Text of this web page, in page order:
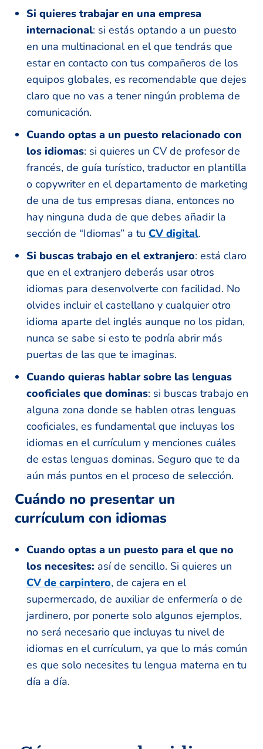
Si quieres trabajar en una empresa
internacional: si estás optando a un puesto
en una multinacional en el que tendrás que
estar en contacto con tus compañeros de los
equipos globales, es recomendable que dejes
claro que no vas a tener ningún problema de
comunicación.
Cuando optas a un puesto relacionado con
los idiomas: si quieres un CV de profesor de
francés, de guía turístico, traductor en plantilla
o copywriter en el departamento de marketing
de una de tus empresas diana, entonces no
hay ninguna duda de que debes añadir la
sección de “Idiomas” a tu CV digital.
Si buscas trabajo en el extranjero: está claro
que en el extranjero deberás usar otros
idiomas para desenvolverte con facilidad. No
olvides incluir el castellano y cualquier otro
idioma aparte del inglés aunque no los pidan,
nunca se sabe si esto te podría abrir más
puertas de las que te imaginas.
Cuando quieras hablar sobre las lenguas
cooficiales que dominas: si buscas trabajo en
alguna zona donde se hablen otras lenguas
cooficiales, es fundamental que incluyas los
idiomas en el currículum y menciones cuáles
de estas lenguas dominas. Seguro que te da
aún más puntos en el proceso de selección.
Cuándo no presentar un
currículum con idiomas
Cuando optas a un puesto para el que no
los necesites: así de sencillo. Si quieres un
CV de carpintero, de cajera en el
supermercado, de auxiliar de enfermería o de
jardinero, por ponerte solo algunos ejemplos,
no será necesario que incluyas tu nivel de
idiomas en el currículum, ya que lo más común
es que solo necesites tu lengua materna en tu
día a día.